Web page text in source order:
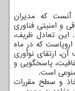
که مدیران
و امنیتی فناوری
این تعادل ظریف،
که در ماه
ارتقای نوآوری
پاسخگویی و
است.
و سطح مقررات